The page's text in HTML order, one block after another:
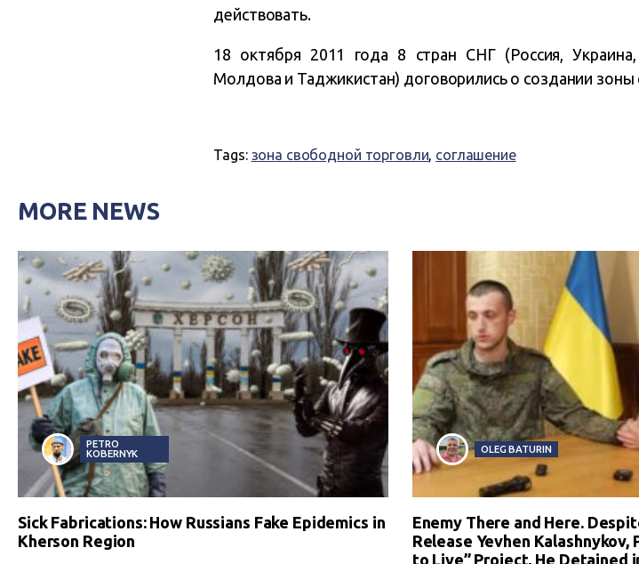
действовать.
18 октября 2011 года 8 стран СНГ (Россия,
Молдова и Таджикистан) договорились о создании зоны
Tags: зона свободной торговли, соглашение
MORE NEWS
PETRO
KOBERNYK
Sick Fabrications: How Russians Fake Epidemics in
Kherson Region
OLEG BATURIN
Enemy There and Here.
Release Yevhen Kalashnykov,
to Live” Project, He Detained